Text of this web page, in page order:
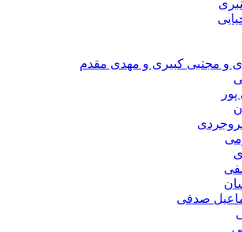
و مجتبی کبیری و مهدى مقدم
صدفی